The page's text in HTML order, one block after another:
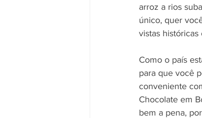
arroz a rios
único, quer
vistas
Como o país
para que você
conveniente
Chocolate em
bem a pena,